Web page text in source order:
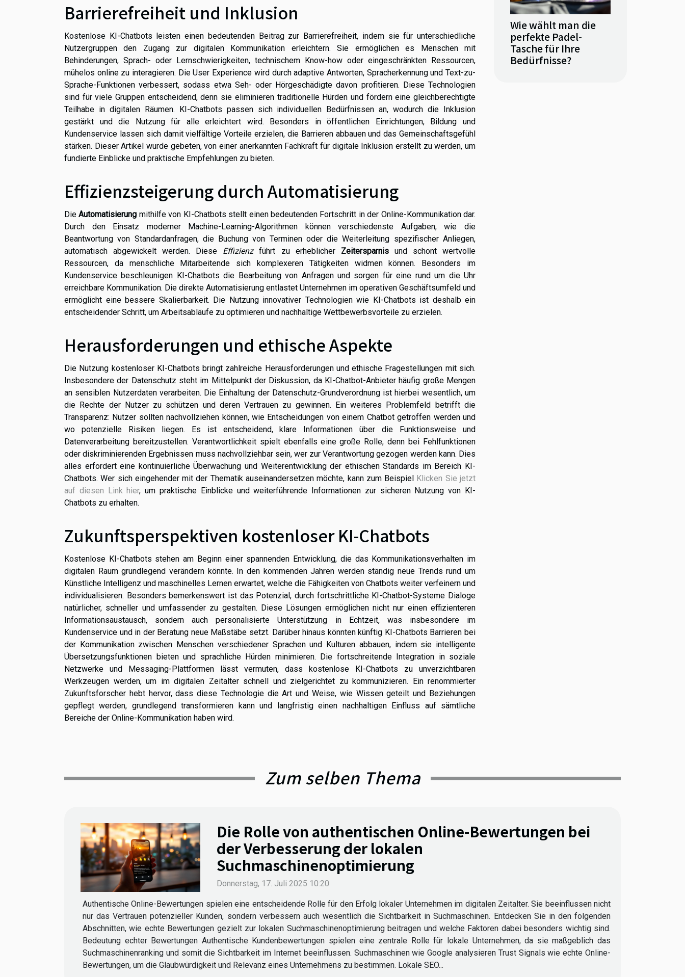
Barrierefreiheit und Inklusion
Kostenlose KI-Chatbots leisten einen bedeutenden Beitrag zur Barrierefreiheit, indem sie für unterschiedliche
Nutzergruppen den Zugang zur digitalen Kommunikation erleichtern. Sie ermöglichen es Menschen mit
Behinderungen, Sprach- oder Lernschwierigkeiten, technischem Know-how oder eingeschränkten Ressourcen,
mühelos online zu interagieren. Die User Experience wird durch adaptive Antworten, Spracherkennung und Text-zu-
Sprache-Funktionen verbessert, sodass etwa Seh- oder Hörgeschädigte davon profitieren. Diese Technologien
sind für viele Gruppen entscheidend, denn sie eliminieren traditionelle Hürden und fördern eine gleichberechtigte
Teilhabe in digitalen Räumen. KI-Chatbots passen sich individuellen Bedürfnissen an, wodurch die Inklusion
gestärkt und die Nutzung für alle erleichtert wird. Besonders in öffentlichen Einrichtungen, Bildung und
Kundenservice lassen sich damit vielfältige Vorteile erzielen, die Barrieren abbauen und das Gemeinschaftsgefühl
stärken. Dieser Artikel wurde gebeten, von einer anerkannten Fachkraft für digitale Inklusion erstellt zu werden, um
fundierte Einblicke und praktische Empfehlungen zu bieten.
Effizienzsteigerung durch Automatisierung
DieAutomatisierung mithilfe von KI-Chatbots stellt einen bedeutenden Fortschritt in der Online-Kommunikation dar.
Durch den Einsatz moderner Machine-Learning-Algorithmen können verschiedenste Aufgaben, wie die
Beantwortung von Standardanfragen, die Buchung von Terminen oder die Weiterleitung spezifischer Anliegen,
automatisch abgewickelt werden. Diese Effizienzführt zu erheblicher Zeitersparnisund schont wertvolle
Ressourcen, da menschliche Mitarbeitende sich komplexeren Tätigkeiten widmen können. Besonders im
Kundenservice beschleunigen KI-Chatbots die Bearbeitung von Anfragen und sorgen für eine rund um die Uhr
erreichbare Kommunikation. Die direkte Automatisierung entlastet Unternehmen im operativen Geschäftsumfeld und
ermöglicht eine bessere Skalierbarkeit. Die Nutzung innovativer Technologien wie KI-Chatbots ist deshalb ein
entscheidender Schritt, um Arbeitsabläufe zu optimieren und nachhaltige Wettbewerbsvorteile zu erzielen.
Herausforderungen und ethische Aspekte
Die Nutzung kostenloser KI-Chatbots bringt zahlreiche Herausforderungen und ethische Fragestellungen mit sich.
Insbesondere der Datenschutz steht im Mittelpunkt der Diskussion, da KI-Chatbot-Anbieter häufig große Mengen
an sensiblen Nutzerdaten verarbeiten. Die Einhaltung der Datenschutz-Grundverordnung ist hierbei wesentlich, um
die Rechte der Nutzer zu schützen und deren Vertrauen zu gewinnen. Ein weiteres Problemfeld betrifft die
Transparenz: Nutzer sollten nachvollziehen können, wie Entscheidungen von einem Chatbot getroffen werden und
wo potenzielle Risiken liegen. Es ist entscheidend, klare Informationen über die Funktionsweise und
Datenverarbeitung bereitzustellen. Verantwortlichkeit spielt ebenfalls eine große Rolle, denn bei Fehlfunktionen
oder diskriminierenden Ergebnissen muss nachvollziehbar sein, wer zur Verantwortung gezogen werden kann. Dies
alles erfordert eine kontinuierliche Überwachung und Weiterentwicklung der ethischen Standards im Bereich KI-
Chatbots. Wer sich eingehender mit der Thematik auseinandersetzen möchte, kann zum Beispiel
Klicken Sie jetzt
auf diesen Link hier, um praktische Einblicke und weiterführende Informationen zur sicheren Nutzung von KI-
Chatbots zu erhalten.
Zukunftsperspektiven kostenloser KI-Chatbots
Kostenlose KI-Chatbots stehen am Beginn einer spannenden Entwicklung, die das Kommunikationsverhalten im
digitalen Raum grundlegend verändern könnte. In den kommenden Jahren werden ständig neue Trends rund um
Künstliche Intelligenz und maschinelles Lernen erwartet, welche die Fähigkeiten von Chatbots weiter verfeinern und
individualisieren. Besonders bemerkenswert ist das Potenzial, durch fortschrittliche KI-Chatbot-Systeme Dialoge
natürlicher, schneller und umfassender zu gestalten. Diese Lösungen ermöglichen nicht nur einen effizienteren
Informationsaustausch, sondern auch personalisierte Unterstützung in Echtzeit, was insbesondere im
Kundenservice und in der Beratung neue Maßstäbe setzt. Darüber hinaus könnten künftig KI-Chatbots Barrieren bei
der Kommunikation zwischen Menschen verschiedener Sprachen und Kulturen abbauen, indem sie intelligente
Übersetzungsfunktionen bieten und sprachliche Hürden minimieren. Die fortschreitende Integration in soziale
Netzwerke und Messaging-Plattformen lässt vermuten, dass kostenlose KI-Chatbots zu unverzichtbaren
Werkzeugen werden, um im digitalen Zeitalter schnell und zielgerichtet zu kommunizieren. Ein renommierter
Zukunftsforscher hebt hervor, dass diese Technologie die Art und Weise, wie Wissen geteilt und Beziehungen
gepflegt werden, grundlegend transformieren kann und langfristig einen nachhaltigen Einfluss auf sämtliche
Bereiche der Online-Kommunikation haben wird.
Wie wählt man die
perfekte Padel-
Tasche für Ihre
Bedürfnisse?
Zum selben Thema
Die Rolle von authentischen Online-Bewertungen bei
der Verbesserung der lokalen
Suchmaschinenoptimierung
Donnerstag, 17. Juli 2025 10:20
Authentische Online-Bewertungen spielen eine entscheidende Rolle für den Erfolg lokaler Unternehmen im digitalen Zeitalter. Sie beeinflussen nicht
nur das Vertrauen potenzieller Kunden, sondern verbessern auch wesentlich die Sichtbarkeit in Suchmaschinen. Entdecken Sie in den folgenden
Abschnitten, wie echte Bewertungen gezielt zur lokalen Suchmaschinenoptimierung beitragen und welche Faktoren dabei besonders wichtig sind.
Bedeutung echter Bewertungen Authentische Kundenbewertungen spielen eine zentrale Rolle für lokale Unternehmen, da sie maßgeblich das
Suchmaschinenranking und somit die Sichtbarkeit im Internet beeinflussen. Suchmaschinen wie Google analysieren Trust Signals wie echte Online-
Bewertungen, um die Glaubwürdigkeit und Relevanz eines Unternehmens zu bestimmen. Lokale SEO...